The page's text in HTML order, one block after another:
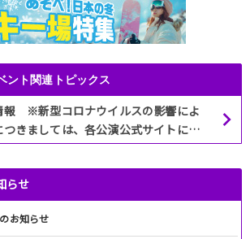
ント関連トピックス
報 ※新型コロナウイルスの影響によ
きましては、各公演公式サイトにて
らせ
お知らせ